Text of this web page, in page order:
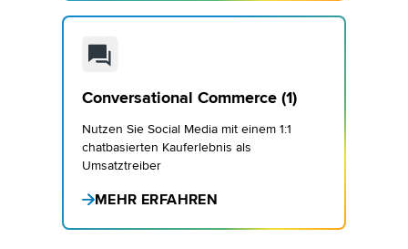
Conversational Commerce (1)
Nutzen Sie Social Media mit einem 1:1
chatbasierten Kauferlebnis als
Umsatztreiber
MEHR ERFAHREN